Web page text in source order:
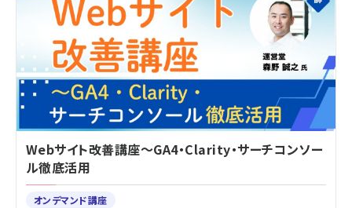
Webサイト改善講座～GA4・Clarity・サーチコンソー
ル徹底活用
オンデマンド講座